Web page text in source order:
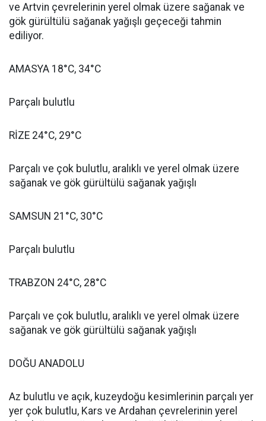
ve Artvin çevrelerinin yerel olmak üzere sağanak ve
gök gürültülü sağanak yağışlı geçeceği tahmin
ediliyor.
AMASYA 18°C, 34°C
Parçalı bulutlu
RİZE 24°C, 29°C
Parçalı ve çok bulutlu, aralıklı ve yerel olmak üzere
sağanak ve gök gürültülü sağanak yağışlı
SAMSUN 21°C, 30°C
Parçalı bulutlu
TRABZON 24°C, 28°C
Parçalı ve çok bulutlu, aralıklı ve yerel olmak üzere
sağanak ve gök gürültülü sağanak yağışlı
DOĞU ANADOLU
Az bulutlu ve açık, kuzeydoğu kesimlerinin parçalı yer
yer çok bulutlu, Kars ve Ardahan çevrelerinin yerel